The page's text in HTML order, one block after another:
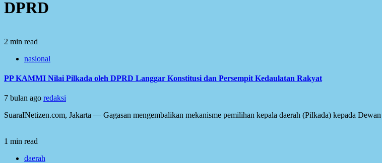
DPRD
2 min read
nasional
PP KAMMI Nilai Pilkada oleh DPRD Langgar Konstitusi dan Persempit Kedaulatan Rakyat
7 bulan ago redaksi
SuaraINetizen.com, Jakarta‏ — Gagasan mengembalikan mekanisme pemilihan kepala daerah (Pilkada)
1 min read
daerah